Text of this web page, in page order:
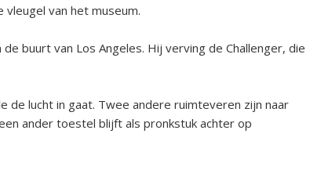
van het museum.
buurt van Los Angeles. Hij verving de Challenger, die
de lucht in gaat. Twee andere ruimteveren zijn naar
ander toestel blijft als pronkstuk achter op